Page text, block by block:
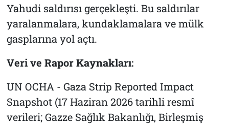
Yahudi saldırısı gerçekleşti. Bu saldırılar
yaralanmalara, kundaklamalara ve mülk
gasplarına yol açtı.
Veri ve Rapor Kaynakları:
UN OCHA - Gaza Strip Reported Impact
Snapshot (17 Haziran 2026 tarihli resmî
verileri; Gazze Sağlık Bakanlığı, Birleşmiş